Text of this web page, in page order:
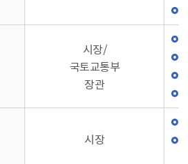
시장/
국토교통부
장관
시장